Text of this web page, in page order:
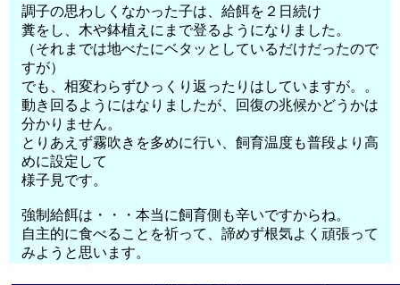
調子の思わしくなかった子は、給餌を２日続け
糞をし、木や鉢植えにまで登るようになりました。
（それまでは地べたにベタッとしているだけだったので
すが）
でも、相変わらずひっくり返ったりはしていますが。。
動き回るようにはなりましたが、回復の兆候かどうかは
分かりません。
とりあえず霧吹きを多めに行い、飼育温度も普段より高
めに設定して
様子見です。
強制給餌は・・・本当に飼育側も辛いですからね。
自主的に食べることを祈って、諦めず根気よく頑張って
みようと思います。